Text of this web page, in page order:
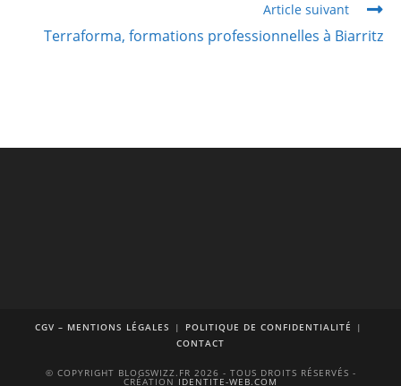
Article suivant
Terraforma, formations professionnelles à Biarritz
CGV – MENTIONS LÉGALES
POLITIQUE DE CONFIDENTIALITÉ
CONTACT
© COPYRIGHT BLOGSWIZZ.FR 2026 - TOUS DROITS RÉSERVÉS -
CRÉATION IDENTITE-WEB.COM